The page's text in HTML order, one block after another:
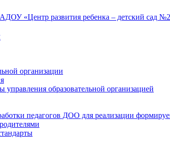
«Центр развития ребенка – детский сад
организации
управления образовательной организацией
педагогов ДОО для реализации